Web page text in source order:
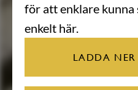
för att enklare kunna
enkelt här.
LADDA NER